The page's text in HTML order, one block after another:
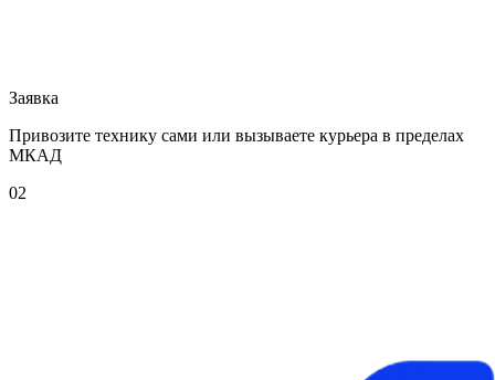
Заявка
Привозите технику сами или вызываете курьера в пределах
МКАД
02